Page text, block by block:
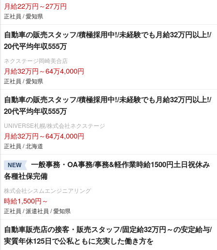
月給22万円～27万円
正社員 / 愛知県
自動車の販売スタッフ/積極採用中!/未経験でも月給32万円以上!/
20代平均年収555万
ネクステージ岡崎美合店
月給32万円～64万4,000円
正社員 / 愛知県
自動車の販売スタッフ/積極採用中!/未経験でも月給32万円以上!/
20代平均年収555万
UNIVERSE札幌/株式会社ネクステージ
月給32万円～64万4,000円
正社員 / 北海道
NEW
一般事務・OA事務/事務&軽作業時給1500円土日祝休み
各種社保完備
株式会社シスムエンジニアリング
時給1,500円～
正社員 / 派遣社員 / 愛知県
自動車販売店の接客・販売スタッフ/固定給32万円～の安定給与/
実質年休125日で公私ともに充実した働き方を